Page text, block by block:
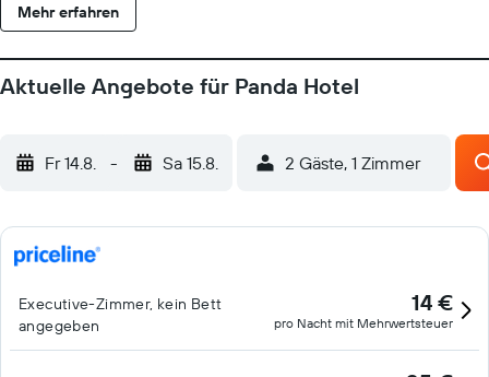
Mehr erfahren
Aktuelle Angebote für Panda Hotel
Fr 14.8. - Sa 15.8. 2 Gäste, 1 Zimmer
Executive-Zimmer, kein Bett
angegeben
14 €
pro Nacht mit Mehrwertsteuer